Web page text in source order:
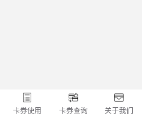
卡券使用 卡券查询 关于我们